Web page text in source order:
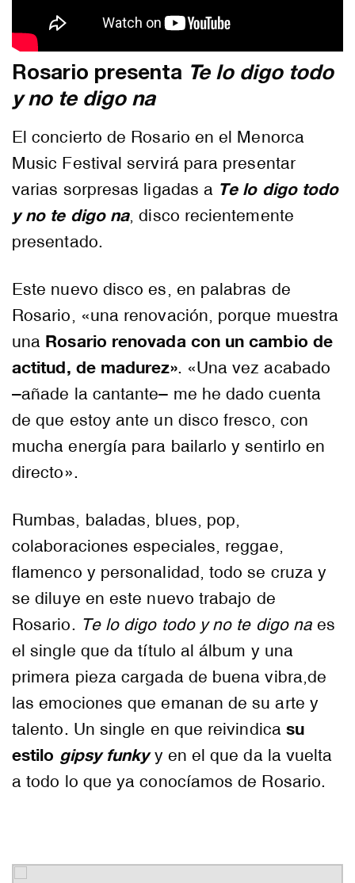
Rosario presenta Te lo digo todo
y no te digo na
El concierto de Rosario en el Menorca
Music Festival servirá para presentar
varias sorpresas ligadas a Te lo digo todo
y no te digo na, disco recientemente
presentado.
Este nuevo disco es, en palabras de
Rosario, «una renovación, porque muestra
una Rosario renovada con un cambio de
actitud, de madurez». «Una vez acabado
–añade la cantante– me he dado cuenta
de que estoy ante un disco fresco, con
mucha energía para bailarlo y sentirlo en
directo».
Rumbas, baladas, blues, pop,
colaboraciones especiales, reggae,
flamenco y personalidad, todo se cruza y
se diluye en este nuevo trabajo de
Rosario. Te lo digo todo y no te digo naes
el single que da título al álbum y una
primera pieza cargada de buena vibra,de
las emociones que emanan de su arte y
talento. Un single en que reivindica su
estilo gipsy funkyy en el que da la vuelta
a todo lo que ya conocíamos de Rosario.